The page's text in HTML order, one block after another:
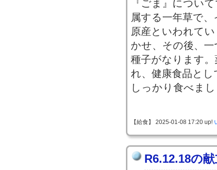
『ごま』につい
属する一年草で
原産といわれて
かせ、その後、
種子がなります
れ、健康食品と
しっかり食べま
【給食】 2025-01-08 17:20 up!
R6.12.18の